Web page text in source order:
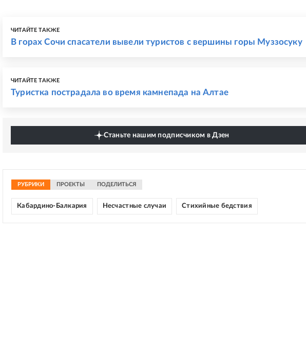
ЧИТАЙТЕ ТАКЖЕ
В горах Сочи спасатели вывели туристов с вершины горы Муззосуку
ЧИТАЙТЕ ТАКЖЕ
Туристка пострадала во время камнепада на Алтае
Станьте нашим подписчиком в Дзен
РУБРИКИ ПРОЕКТЫ ПОДЕЛИТЬСЯ
Кабардино-Балкария Несчастные случаи Стихийные бедствия